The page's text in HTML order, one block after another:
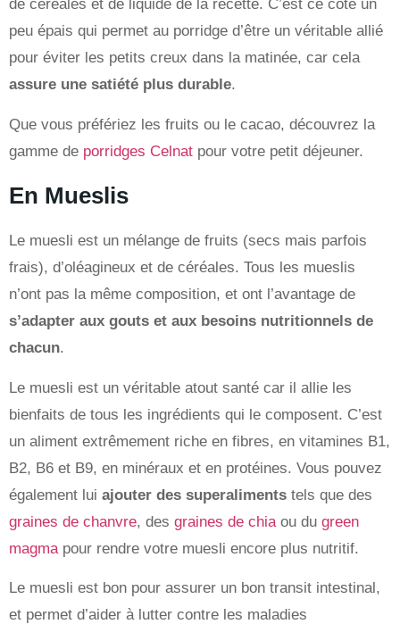
de céréales et de liquide de la recette. C’est ce côté un
peu épais qui permet au porridge d’être un véritable allié
pour éviter les petits creux dans la matinée, car cela
assure une satiété plus durable.
Que vous préfériez les fruits ou le cacao, découvrez la
gamme de porridges Celnat pour votre petit déjeuner.
En Mueslis
Le muesli est un mélange de fruits (secs mais parfois
frais), d’oléagineux et de céréales. Tous les mueslis
n’ont pas la même composition, et ont l’avantage de
s’adapter aux gouts et aux besoins nutritionnels de
chacun.
Le muesli est un véritable atout santé car il allie les
bienfaits de tous les ingrédients qui le composent. C’est
un aliment extrêmement riche en fibres, en vitamines B1,
B2, B6 et B9, en minéraux et en protéines. Vous pouvez
également lui ajouter des superaliments tels que des
graines de chanvre, des graines de chia ou du green
magma pour rendre votre muesli encore plus nutritif.
Le muesli est bon pour assurer un bon transit intestinal,
et permet d’aider à lutter contre les maladies